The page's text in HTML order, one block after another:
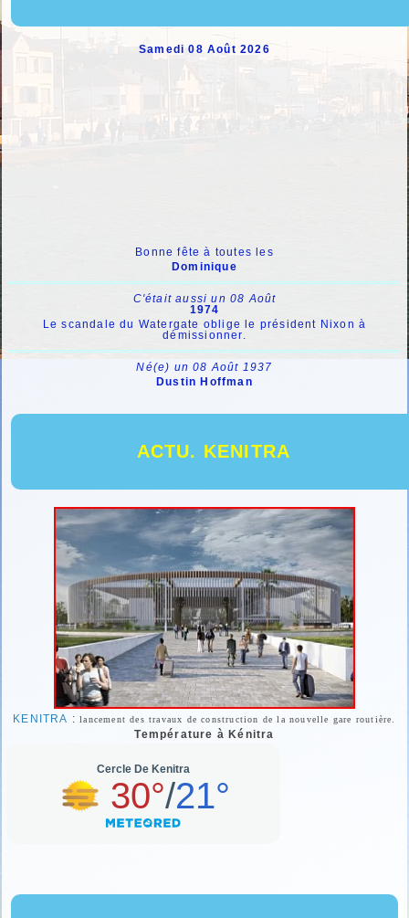
Samedi 08 Août 2026
Bonne fête à toutes les
Dominique
C'était aussi un 08 Août
1974
Le scandale du Watergate oblige le président Nixon à
démissionner.
Né(e) un 08 Août 1937
Dustin Hoffman
ACTU. KENITRA
KENITRA :lancement des travaux de construction de la nouvelle gare routière.
Température à Kénitra